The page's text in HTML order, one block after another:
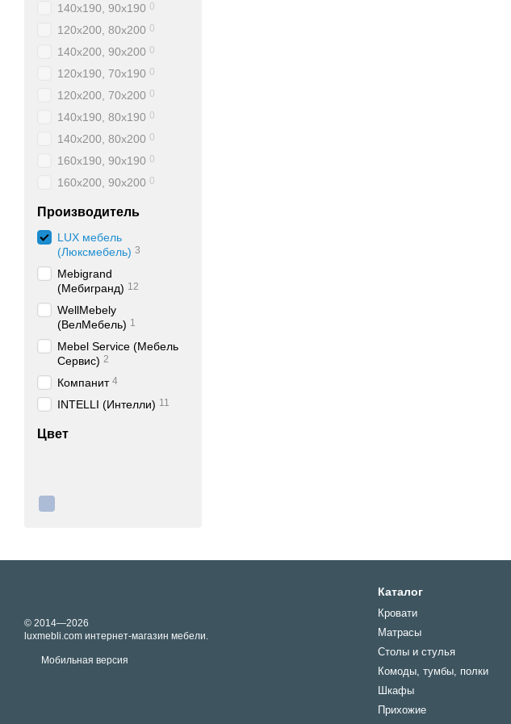
140x190, 90x190 0
120x200, 80x200 0
140x200, 90x200 0
120х190, 70х190 0
120х200, 70х200 0
140х190, 80х190 0
140х200, 80х200 0
160х190, 90х190 0
160х200, 90х200 0
Производитель
LUX мебель
(Люксмебель) 3
Mebigrand
(Мебигранд) 12
WellMebely
(ВелМебель) 1
Mebel Service (Мебель
Сервис) 2
Компанит 4
INTELLI (Интелли) 11
Цвет
© 2014—2026
luxmebli.com интернет-магазин мебели.
Мобильная версия
Каталог
Кровати
Матрасы
Столы и стулья
Комоды, тумбы, полки
Шкафы
Прихожие